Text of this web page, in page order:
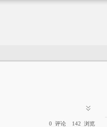
0 评论 142 浏览